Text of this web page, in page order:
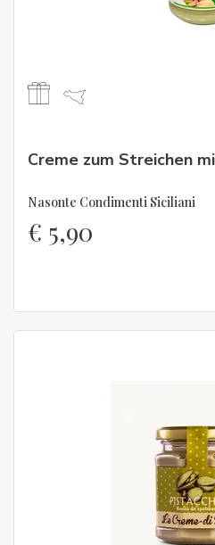
Creme zum Streichen
Nasonte Condimenti Siciliani
€ 5,90